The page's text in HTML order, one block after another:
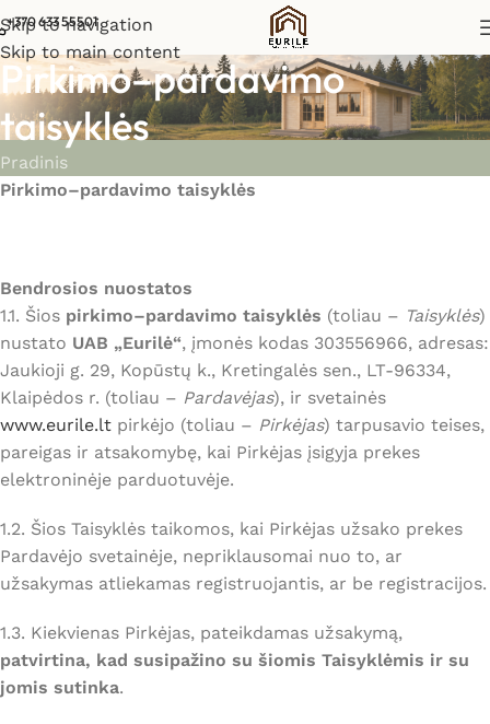
Skip to navigation
Skip to main content
+370 633 55501
Pirkimo–pardavimo
taisyklės
Pradinis
Pirkimo–pardavimo taisyklės
Bendrosios nuostatos
1.1. Šios pirkimo–pardavimo taisyklės (toliau – Taisyklės)
nustato UAB „Eurilė“, įmonės kodas 303556966, adresas:
Jaukioji g. 29, Kopūstų k., Kretingalės sen., LT-96334,
Klaipėdos r. (toliau – Pardavėjas), ir svetainės
www.eurile.lt pirkėjo (toliau – Pirkėjas) tarpusavio teises,
pareigas ir atsakomybę, kai Pirkėjas įsigyja prekes
elektroninėje parduotuvėje.
1.2. Šios Taisyklės taikomos, kai Pirkėjas užsako prekes
Pardavėjo svetainėje, nepriklausomai nuo to, ar
užsakymas atliekamas registruojantis, ar be registracijos.
1.3. Kiekvienas Pirkėjas, pateikdamas užsakymą,
patvirtina, kad susipažino su šiomis Taisyklėmis ir su
jomis sutinka.